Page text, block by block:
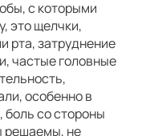
с которыми
это щелчки,
рта, затруднение
частые головные
особенно в
боль со стороны
решаемы, не